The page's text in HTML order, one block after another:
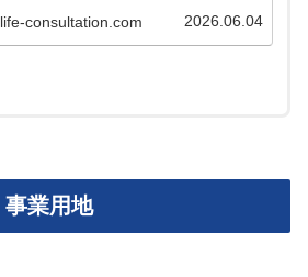
自動更新されます。使い方や導入方法を解説してい
ます。consultation.com 2026.06.04
業用地